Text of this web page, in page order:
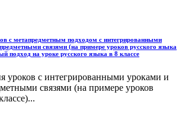
с метапредметным подходом с интегрированными
связями (на примере уроков русского языка
подход на уроке русского языка в 8 классе
уроков с интегрированными уроками и
связями (на примере уроков